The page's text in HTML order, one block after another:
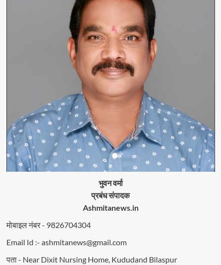
भुवन वर्मा
प्रबंध संपादक
Ashmitanews.in
मोबाइल नंबर - 9826704304
Email Id :- ashmitanews@gmail.com
पता - Near Dixit Nursing Home, Kududand Bilaspur